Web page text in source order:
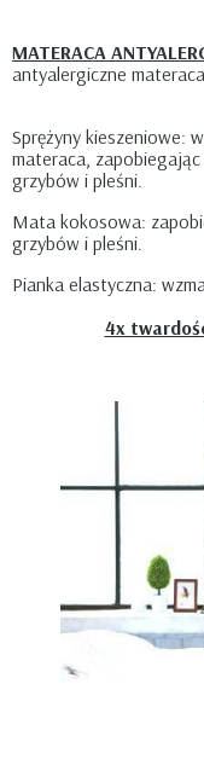
MATERACA
antyalergiczne
Sprężyny kieszeniowe:
materaca,
grzybów i pleśni.
Mata kokosowa:
grzybów i pleśni.
Pianka elastyczna:
4x